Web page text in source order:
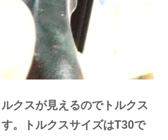
クスが見えるのでトルクス
。トルクスサイズはT30で